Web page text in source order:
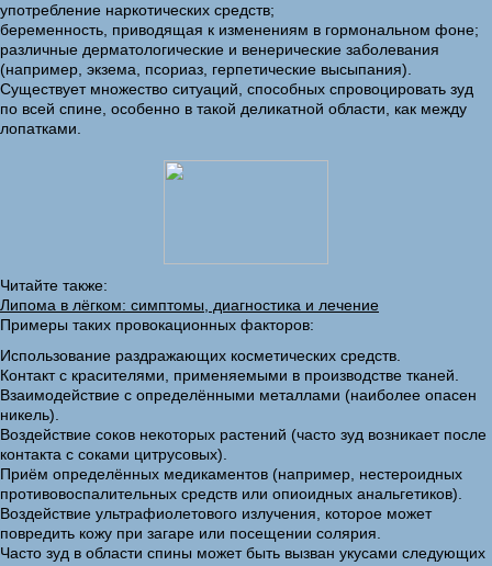
употребление наркотических средств;
беременность, приводящая к изменениям в гормональном фоне;
различные дерматологические и венерические заболевания
(например, экзема, псориаз, герпетические высыпания).
Существует множество ситуаций, способных спровоцировать зуд
по всей спине, особенно в такой деликатной области, как между
лопатками.
Читайте также:
Липома в лёгком: симптомы, диагностика и лечение
Примеры таких провокационных факторов:
Использование раздражающих косметических средств.
Контакт с красителями, применяемыми в производстве тканей.
Взаимодействие с определёнными металлами (наиболее опасен
никель).
Воздействие соков некоторых растений (часто зуд возникает после
контакта с соками цитрусовых).
Приём определённых медикаментов (например, нестероидных
противовоспалительных средств или опиоидных анальгетиков).
Воздействие ультрафиолетового излучения, которое может
повредить кожу при загаре или посещении солярия.
Часто зуд в области спины может быть вызван укусами следующих